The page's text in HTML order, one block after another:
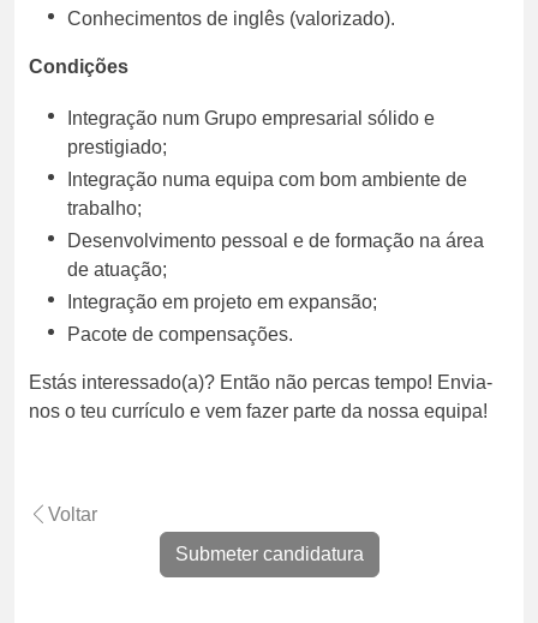
Conhecimentos de inglês (valorizado).
Condições
Integração num Grupo empresarial sólido e
prestigiado;
Integração numa equipa com bom ambiente de
trabalho;
Desenvolvimento pessoal e de formação na área
de atuação;
Integração em projeto em expansão;
Pacote de compensações.
Estás interessado(a)? Então não percas tempo! Envia-
nos o teu currículo e vem fazer parte da nossa equipa!
Voltar
Submeter candidatura